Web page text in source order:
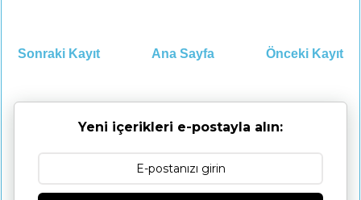
Sonraki Kayıt Önceki Kayıt
Ana Sayfa
Yeni içerikleri e-postayla alın: